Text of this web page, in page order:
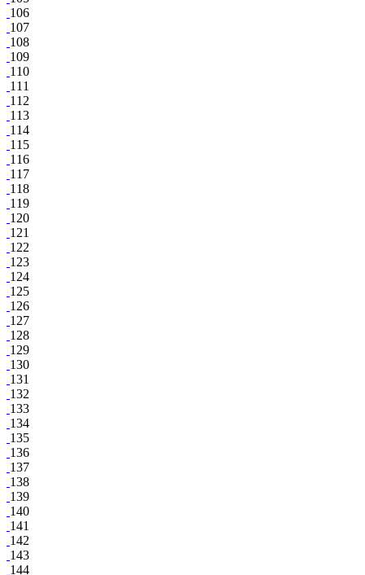
106
107
108
109
110
111
112
113
114
115
116
117
118
119
120
121
122
123
124
125
126
127
128
129
130
131
132
133
134
135
136
137
138
139
140
141
142
143
144